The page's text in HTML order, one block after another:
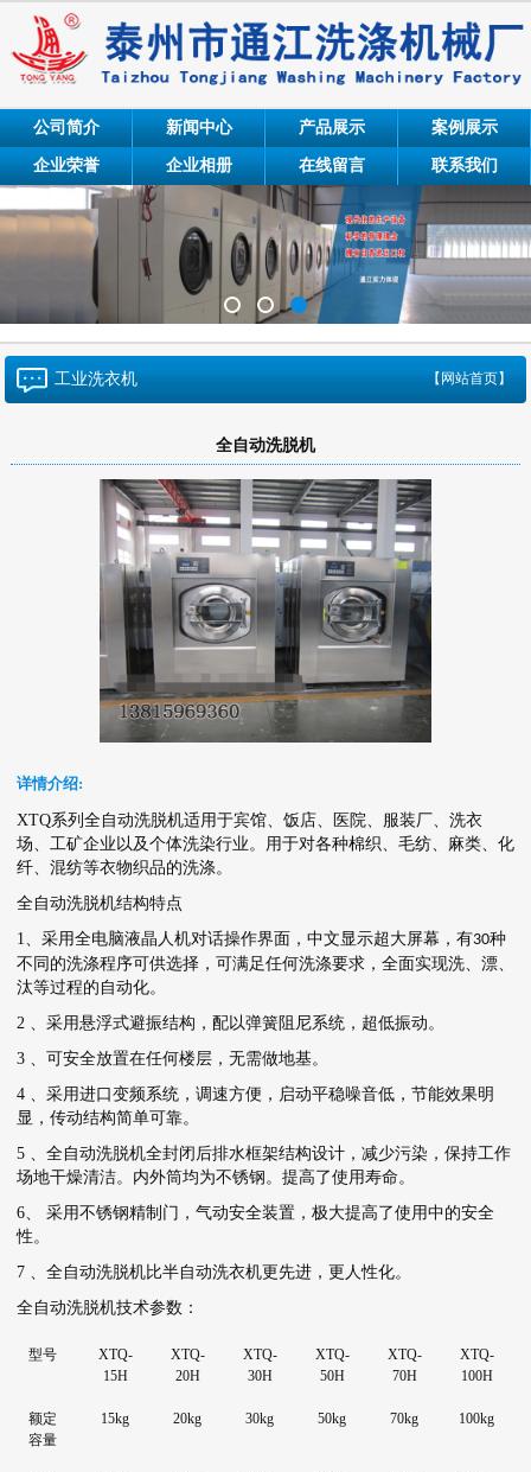
公司简介 新闻中心 产品展示 案例展示
企业荣誉 企业相册 在线留言 联系我们
工业洗衣机 【网站首页】
全自动洗脱机
详情介绍:
XTQ系列全自动洗脱机适用于宾馆、饭店、医院、服装厂、洗衣
场、工矿企业以及个体洗染行业。用于对各种棉织、毛纺、麻类、化
纤、混纺等衣物织品的洗涤。
全自动洗脱机结构特点
1、采用全电脑液晶人机对话操作界面，中文显示超大屏幕，有30种
不同的洗涤程序可供选择，可满足任何洗涤要求，全面实现洗、漂、
汰等过程的自动化。
2 、采用悬浮式避振结构，配以弹簧阻尼系统，超低振动。
3 、可安全放置在任何楼层，无需做地基。
4 、采用进口变频系统，调速方便，启动平稳噪音低，节能效果明
显，传动结构简单可靠。
5 、全自动洗脱机全封闭后排水框架结构设计，减少污染，保持工作
场地干燥清洁。内外筒均为不锈钢。提高了使用寿命。
6、 采用不锈钢精制门，气动安全装置，极大提高了使用中的安全
性。
7 、全自动洗脱机比半自动洗衣机更先进，更人性化。
全自动洗脱机技术参数：
型号
XTQ-
15H
XTQ-
20H
XTQ-
30H
XTQ-
50H
XTQ-
70H
XTQ-
100H
额定
容量
15kg 20kg 30kg 50kg 70kg 100kg